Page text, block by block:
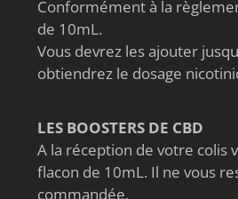
Conformément à la
de 10mL.
Vous devrez les ajouter
obtiendrez le dosage
LES BOOSTERS DE CBD
A la réception de votre colis
flacon de 10mL. Il ne vous
commandée.